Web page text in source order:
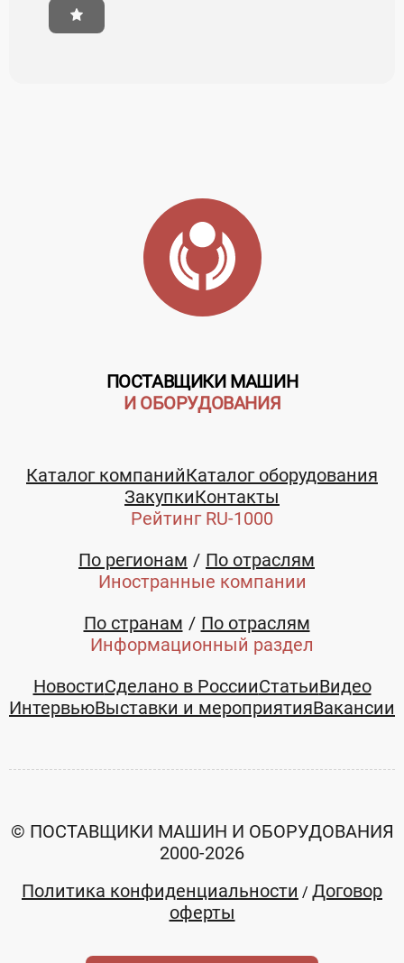
ПОСТАВЩИКИ МАШИН
И ОБОРУДОВАНИЯ
Каталог компанийКаталог оборудования
ЗакупкиКонтакты
Рейтинг RU-1000
По регионам
По отраслям
Иностранные компании
По странам
По отраслям
Информационный раздел
НовостиСделано в РоссииСтатьиВидео
ИнтервьюВыставки и мероприятияВакансии
© ПОСТАВЩИКИ МАШИН И ОБОРУДОВАНИЯ
2000-2026
Политика конфиденциальности / Договор
оферты